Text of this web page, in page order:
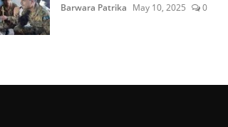
Barwara Patrika May 10, 2025 0